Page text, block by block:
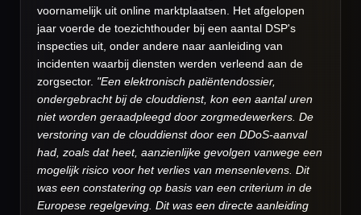
voornamelijk uit online marktplaatsen. Het afgelopen
jaar voerde de toezichthouder bij een aantal DSP's
inspecties uit, onder andere naar aanleiding van
incidenten waarbij diensten werden verleend aan de
zorgsector. "Een elektronisch patiëntendossier,
ondergebracht bij de clouddienst, kon een aantal uren
niet worden geraadpleegd door zorgmedewerkers. De
verstoring van de clouddienst door een DDoS-aanval
had, zoals dat heet, aanzienlijke gevolgen vanwege een
mogelijk risico voor het verlies van mensenlevens. Dit
was een constatering op basis van een criterium in de
Europese regelgeving. Dit was een directe aanleiding